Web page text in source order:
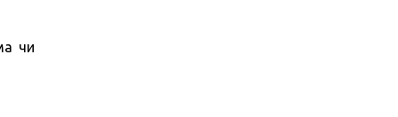
чи